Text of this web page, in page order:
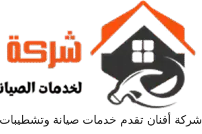
شركة أفنان تقدم خدمات صيانة وتشطيبات